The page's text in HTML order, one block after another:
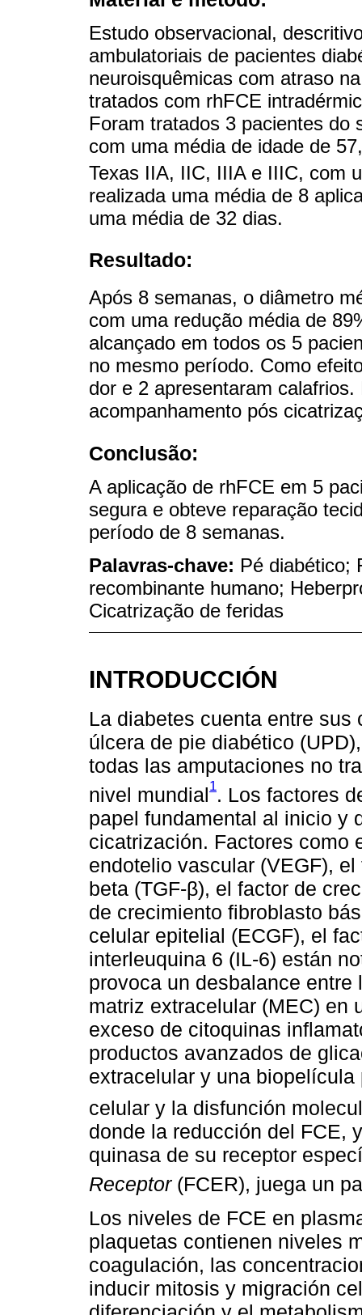
Estudo observacional,
ambulatoriais de pacientes
neuroisquêmicas com atraso
tratados com rhFCE
Foram tratados 3 pacientes do
com uma média de idade de
Texas IIA, IIC, IIIA e IIIC, com
realizada uma média de 8
uma média de 32 dias.
Resultado:
Após 8 semanas, o diâmetro
com uma redução média de
alcançado em todos os 5
no mesmo período. Como
dor e 2 apresentaram
acompanhamento pós
Conclusão:
A aplicação de rhFCE em 5
segura e obteve reparação
período de 8 semanas.
Palavras-chave: Pé diabético;
recombinante humano;
Cicatrização de feridas
INTRODUCCIÓN
La diabetes cuenta entre
úlcera de pie diabético
todas las amputaciones no
nivel mundial1. Los factores
papel fundamental al inicio y
cicatrización. Factores como
endotelio vascular (VEGF),
beta (TGF-β), el factor de
de crecimiento fibroblasto
celular epitelial (ECGF), el
interleuquina 6 (IL-6) están
provoca un desbalance
matriz extracelular (MEC) en
exceso de citoquinas
productos avanzados de
extracelular y una
celular y la disfunción
donde la reducción del FCE,
quinasa de su receptor
Receptor(FCER), juega un
Los niveles de FCE en
plaquetas contienen niveles
coagulación, las
inducir mitosis y migración